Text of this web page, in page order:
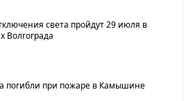
света пройдут 29 июля в
Волгограда
погибли при пожаре в Камышине